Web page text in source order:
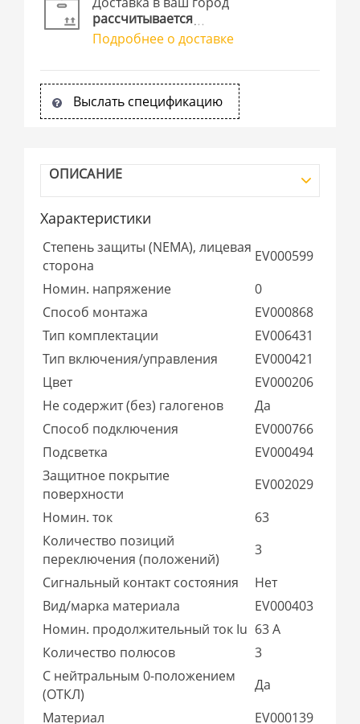
рассчитывается
Подробнее о доставке
Выслать спецификацию
ОПИСАНИЕ
Характеристики
Степень защиты (NEMA), лицевая
сторона
EV000599
Номин. напряжение
0
Способ монтажа
EV000868
Тип комплектации
EV006431
Тип включения/управления
EV000421
Цвет
EV000206
Не содержит (без) галогенов
Да
Способ подключения
EV000766
Подсветка
EV000494
Защитное покрытие
поверхности
EV002029
Номин. ток
63
Количество позиций
переключения (положений)
3
Сигнальный контакт состояния
Нет
Вид/марка материала
EV000403
Номин. продолжительный ток Iu 63 А
Количество полюсов
3
С нейтральным 0-положением
(ОТКЛ)
Да
Материал
EV000139